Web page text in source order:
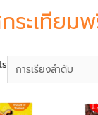
ระเทียม